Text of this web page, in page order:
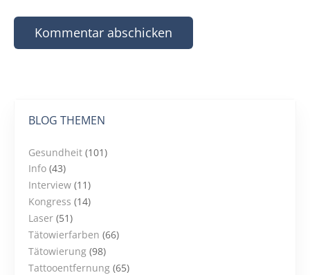
BLOG THEMEN
Gesundheit (101)
Info (43)
Interview (11)
Kongress (14)
Laser (51)
Tätowierfarben (66)
Tätowierung (98)
Tattooentfernung (65)